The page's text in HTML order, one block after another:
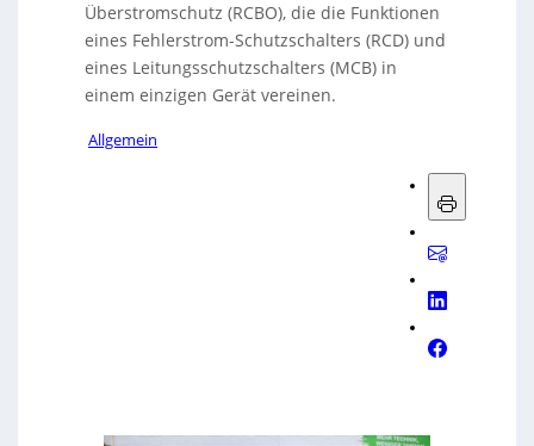
Überstromschutz (RCBO), die die Funktionen
eines Fehlerstrom-Schutzschalters (RCD) und
eines Leitungsschutzschalters (MCB) in
einem einzigen Gerät vereinen.
Allgemein